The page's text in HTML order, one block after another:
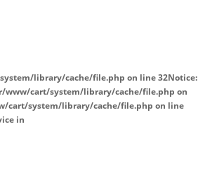
library/cache/file.php on line32Notice:
www/cart/system/library/cache/file.php on
cart/system/library/cache/file.php on line
in